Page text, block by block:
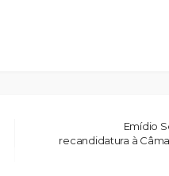
Emídio
recandidatura à